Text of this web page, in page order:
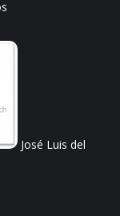
José Luis del